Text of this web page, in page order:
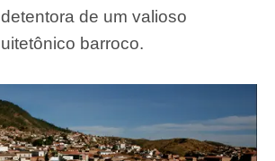
de um valioso
barroco.